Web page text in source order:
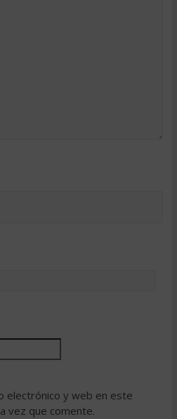
electrónico y web en este
vez que comente.